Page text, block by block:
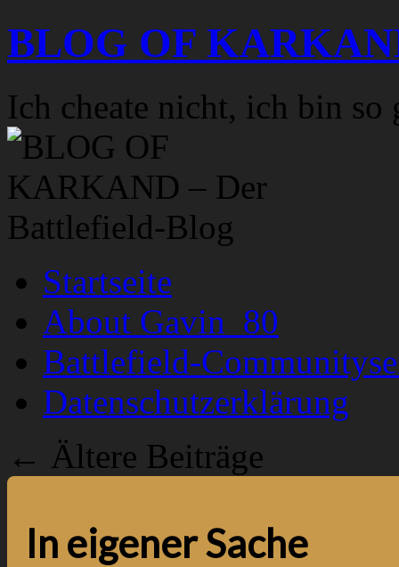
Zum
Inhalt
springen
BLOG OF
Ich cheate nicht, ich bin
Startseite
About Gavin_80
Battlefield-
Datenschutzerklärung
← Ältere Beiträge
In eigener Sache